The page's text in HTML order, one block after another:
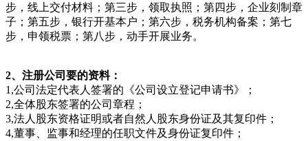
步，线上交付材料；第三步，领取执照；第四步，企业刻制章
子；第五步，银行开基本户；第六步，税务机构备案；第七
步，申领税票；第八步，动手开展业务。
2、注册公司要的资料：
1,公司法定代表人签署的《公司设立登记申请书》；
2,全体股东签署的公司章程；
3,法人股东资格证明或者自然人股东身份证及其复印件；
4,董事、监事和经理的任职文件及身份证复印件；